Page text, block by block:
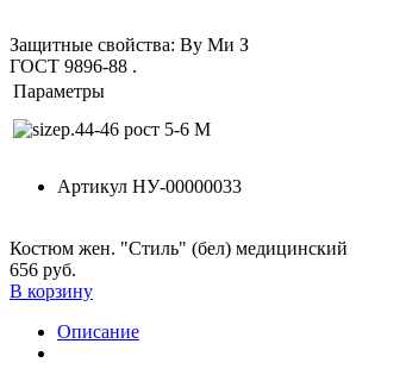
Защитные свойства: Ву Ми З
ГОСТ 9896-88 .
Параметры
р.44-46 рост 5-6 М
Артикул НУ-00000033
Костюм жен. "Стиль" (бел) медицинский
656 руб.
В корзину
Описание